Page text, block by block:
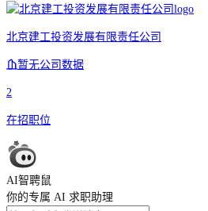
北京建工投资发展有限责任公司
暂无公司数据
2
在招职位
AI智聘鼠
你的专属 AI 求职助理